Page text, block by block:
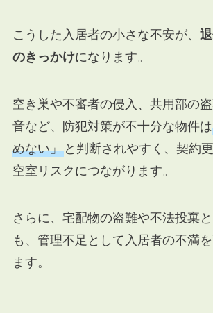
こうした入居者の小さな不安が、
のきっかけになります。
空き巣や不審者の侵入、共用部の
音など、防犯対策が不十分な物件は
めない」と判断されやすく、契約
空室リスクにつながります。
さらに、宅配物の盗難や不法投棄
も、管理不足として入居者の不満
ます。